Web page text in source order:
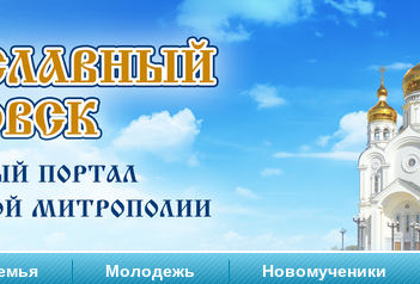
Молодежь Новомученики